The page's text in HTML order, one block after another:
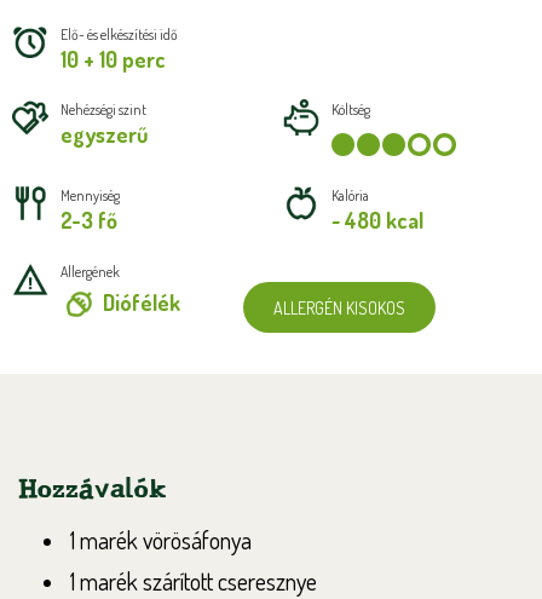
Elő- és elkészítési idő
10 + 10 perc
Nehézségi szint
egyszerű
Költség
Mennyiség
2-3 fő
Kalória
~ 480 kcal
Allergének
Diófélék ALLERGÉN KISOKOS
Hozzávalók
1 marék vörösáfonya
1 marék szárított cseresznye